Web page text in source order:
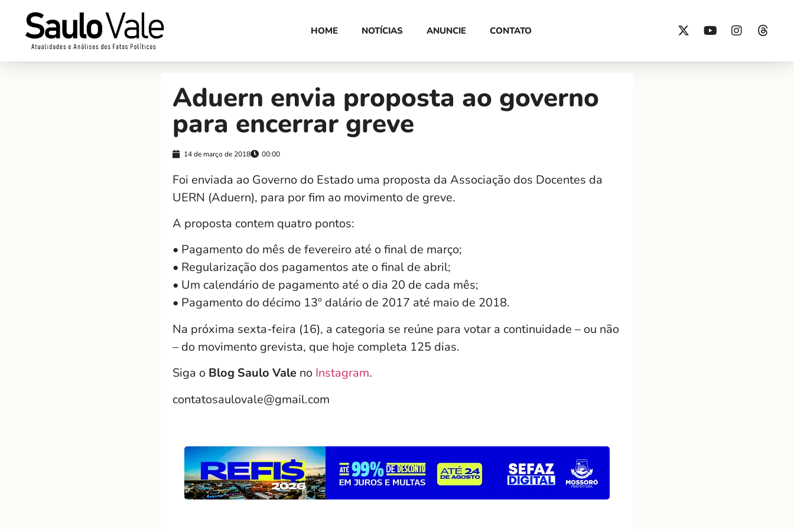
HOME NOTÍCIAS ANUNCIE CONTATO
Aduern envia proposta ao governo
para encerrar greve
14 de março de 2018 00:00
Foi enviada ao Governo do Estado uma proposta da Associação dos Docentes da
UERN (Aduern), para por fim ao movimento de greve.
A proposta contem quatro pontos:
• Pagamento do mês de fevereiro até o final de março;
• Regularização dos pagamentos ate o final de abril;
• Um calendário de pagamento até o dia 20 de cada mês;
• Pagamento do décimo 13º dalário de 2017 até maio de 2018.
Na próxima sexta-feira (16), a categoria se reúne para votar a continuidade – ou não
– do movimento grevista, que hoje completa 125 dias.
Siga o Blog Saulo Vale no Instagram.
contatosaulovale@gmail.com